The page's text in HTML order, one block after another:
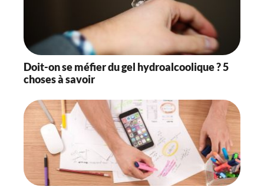
Doit-on se méfier du gel hydroalcoolique ? 5
choses à savoir